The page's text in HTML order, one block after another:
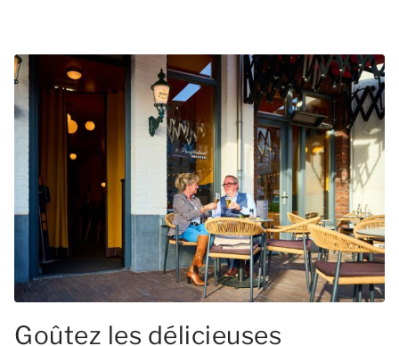
Goûtez les délicieuses